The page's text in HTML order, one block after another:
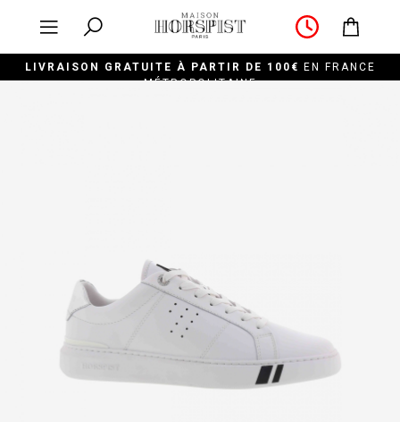
LIVRAISON GRATUITE À PARTIR DE 100€
EN FRANCE
MÉTROPOLITAINE